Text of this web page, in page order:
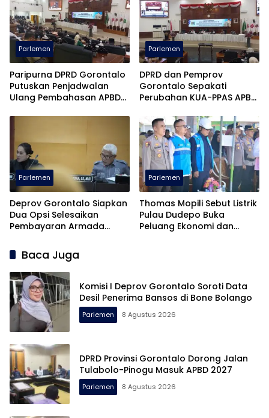
Parlemen
Paripurna DPRD Gorontalo
Putuskan Penjadwalan
Ulang Pembahasan APBD
Parlemen
DPRD dan Pemprov
Gorontalo Sepakati
Perubahan KUA-PPAS APBD
Parlemen
Deprov Gorontalo Siapkan
Dua Opsi Selesaikan
Pembayaran Armada
Parlemen
Thomas Mopili Sebut Listrik
Pulau Dudepo Buka
Peluang Ekonomi dan
Baca Juga
Komisi I Deprov Gorontalo Soroti Data
Desil Penerima Bansos di Bone Bolango
Parlemen 8 Agustus 2026
DPRD Provinsi Gorontalo Dorong Jalan
Tulabolo-Pinogu Masuk APBD 2027
Parlemen 8 Agustus 2026